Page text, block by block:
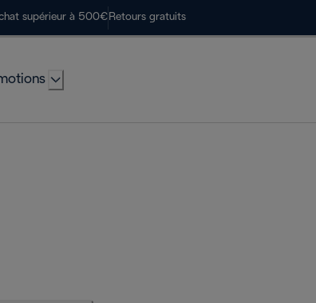
supérieur à 500€ Retours gratuits